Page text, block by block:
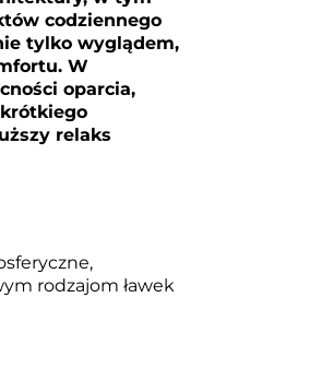
codziennego
tylko wyglądem,
W
oparcia,
krótkiego
relaks
rodzajom ławek